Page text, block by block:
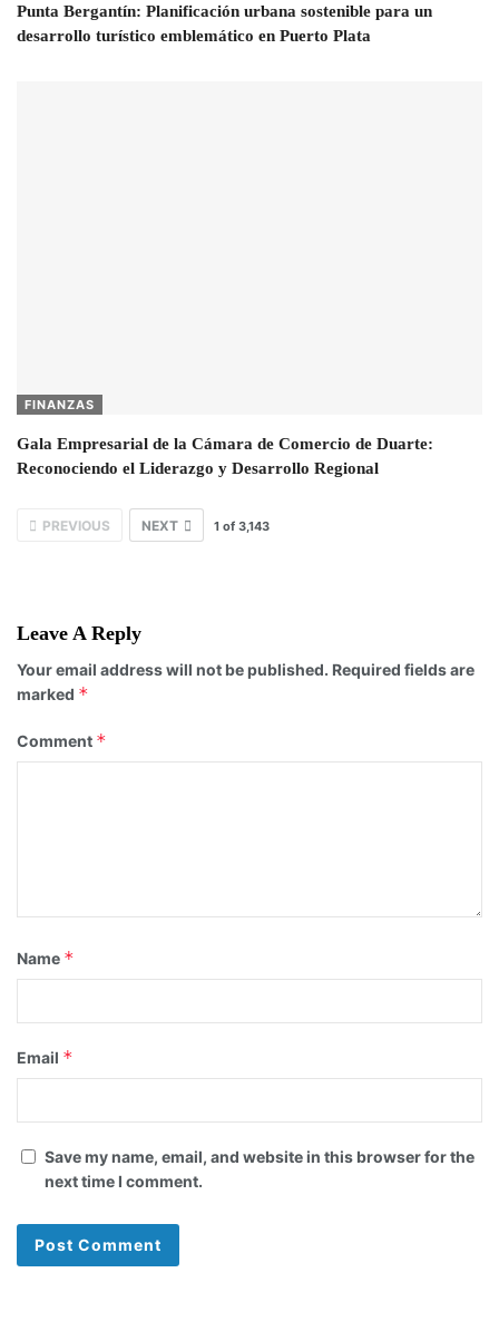
Punta Bergantín: Planificación urbana sostenible para un
desarrollo turístico emblemático en Puerto Plata
FINANZAS
Gala Empresarial de la Cámara de Comercio de Duarte:
Reconociendo el Liderazgo y Desarrollo Regional
PREVIOUS NEXT 1 of 3,143
Leave A Reply
Your email address will not be published. Required fields are
marked *
Comment *
Name *
Email *
Save my name, email, and website in this browser for the
next time I comment.